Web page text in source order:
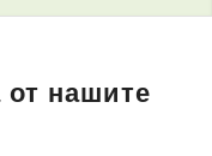
от нашите